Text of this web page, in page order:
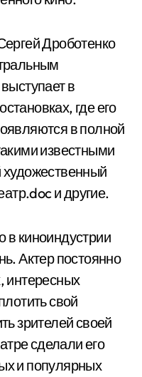
Дроботенко
в
где его
в полной
известными
художественный
и другие.
в киноиндустрии
Актер постоянно
интересных
свой
зрителей своей
сделали его
и популярных